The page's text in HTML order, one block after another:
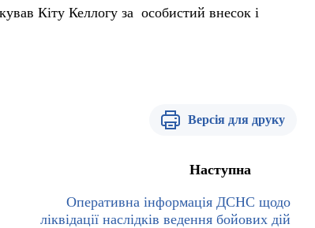
Кіту Келлогу за особистий внесок і
Версія для друку
Наступна
Оперативна інформація ДСНС щодо
ліквідації наслідків ведення бойових дій